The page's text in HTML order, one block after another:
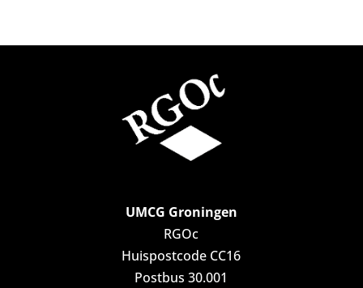
UMCG Groningen
RGOc
Huispostcode CC16
Postbus 30.001